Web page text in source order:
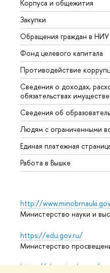
Корпуса и общежития
Закупки
Обращения граждан в
Фонд целевого капитала
Противодействие
Сведения о доходах,
обязательствах
Сведения об
Людям с ограниченными
Единая платежная
Работа в Вышке
http://
Министерство науки и
https://edu.gov.ru/
Министерство
https://elearning.hse.ru/